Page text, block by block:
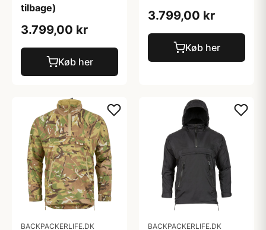
tilbage)
3.799,00 kr
Køb her
3.799,00 kr
Køb her
BACKPACKERLIFE.DK BACKPACKERLIFE.DK